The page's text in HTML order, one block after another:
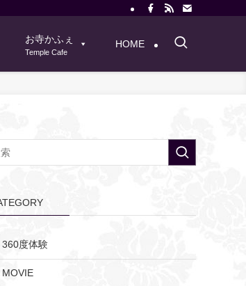
お寺かふぇ
Temple Cafe
HOME
360度体験
MOVIE